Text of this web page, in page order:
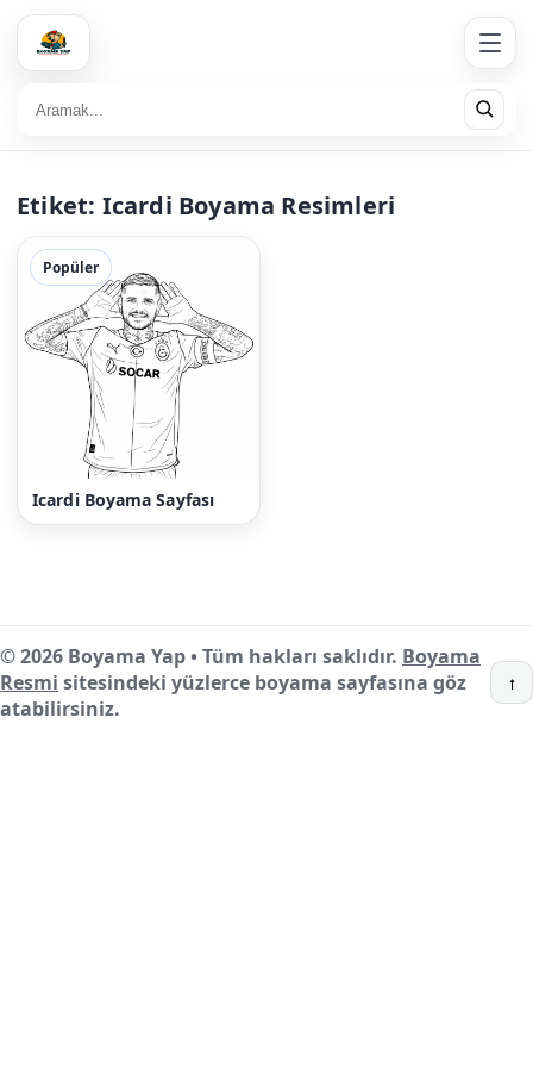
Etiket: Icardi Boyama Resimleri
Popüler
Icardi Boyama Sayfası
© 2026 Boyama Yap • Tüm hakları saklıdır. Boyama
Resmi sitesindeki yüzlerce boyama sayfasına göz
atabilirsiniz.
↑